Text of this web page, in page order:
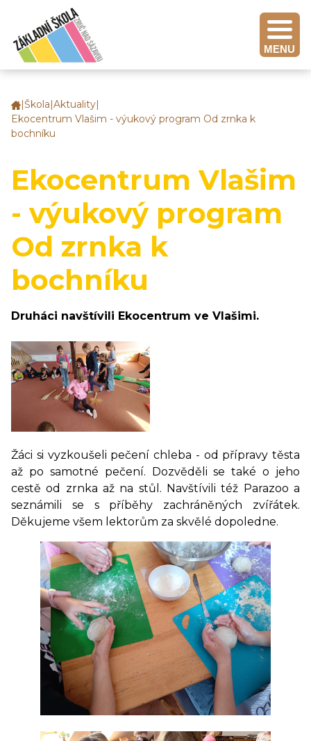
MENU
Základní
škola
Zruč
Škola Aktuality
Ekocentrum Vlašim - výukový program Od zrnka k
bochníku
Ekocentrum Vlašim
- výukový program
Od zrnka k
bochníku
Druháci navštívili Ekocentrum ve Vlašimi.
Žáci si vyzkoušeli pečení chleba - od přípravy těsta
až po samotné pečení. Dozvěděli se také o jeho
cestě od zrnka až na stůl. Navštívili též Parazoo a
seznámili se s příběhy zachráněných zvířátek.
Děkujeme všem lektorům za skvělé dopoledne.